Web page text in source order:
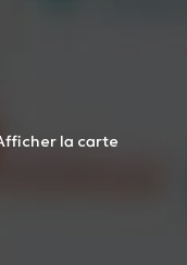
la carte